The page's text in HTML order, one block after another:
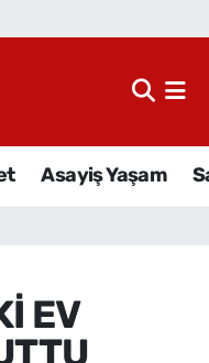
Asayiş Yaşam
EV